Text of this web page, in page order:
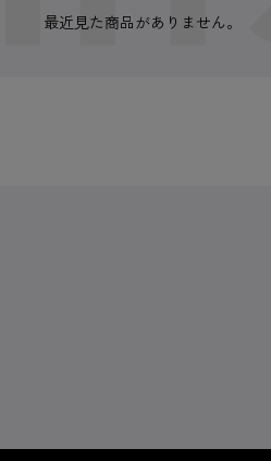
最近見た商品がありません。